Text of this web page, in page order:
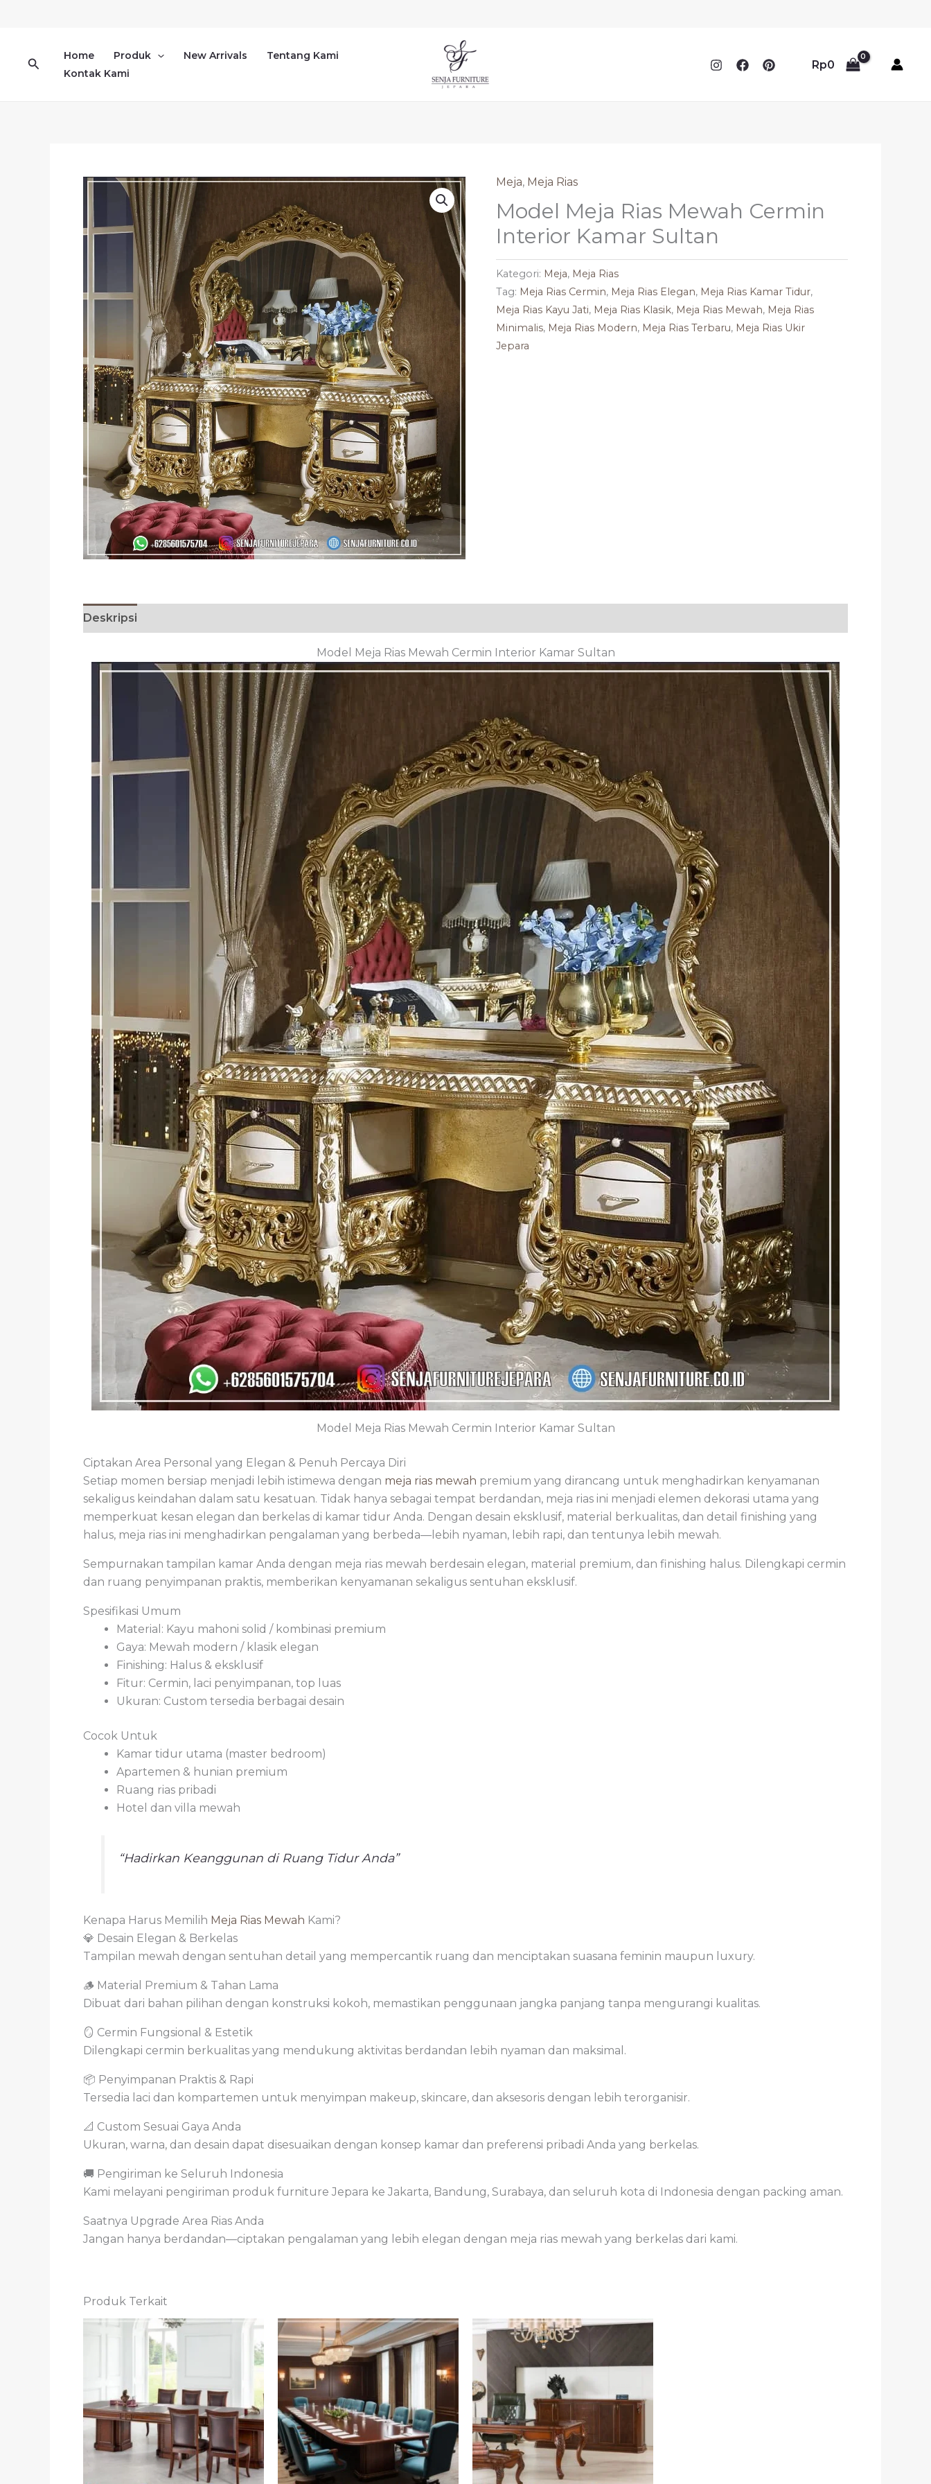
Cari Home Produk New Arrivals
Tentang Kami
Kontak Kami
Rp0
Meja, Meja Rias
Model Meja Rias Mewah Cermin
Interior Kamar Sultan
Kategori: Meja, Meja Rias
Tag: Meja Rias Cermin, Meja Rias Elegan, Meja Rias Kamar Tidur,
Meja Rias Kayu Jati, Meja Rias Klasik, Meja Rias Mewah, Meja Rias
Minimalis, Meja Rias Modern, Meja Rias Terbaru, Meja Rias Ukir
Jepara
Deskripsi
Model Meja Rias Mewah Cermin Interior Kamar Sultan
Model Meja Rias Mewah Cermin Interior Kamar Sultan
Ciptakan Area Personal yang Elegan & Penuh Percaya Diri
Setiap momen bersiap menjadi lebih istimewa dengan meja rias mewah premium yang dirancang untuk menghadirkan kenyamanan
sekaligus keindahan dalam satu kesatuan. Tidak hanya sebagai tempat berdandan, meja rias ini menjadi elemen dekorasi utama yang
memperkuat kesan elegan dan berkelas di kamar tidur Anda. Dengan desain eksklusif, material berkualitas, dan detail finishing yang
halus, meja rias ini menghadirkan pengalaman yang berbeda—lebih nyaman, lebih rapi, dan tentunya lebih mewah.
Sempurnakan tampilan kamar Anda dengan meja rias mewah berdesain elegan, material premium, dan finishing halus. Dilengkapi cermin
dan ruang penyimpanan praktis, memberikan kenyamanan sekaligus sentuhan eksklusif.
Spesifikasi Umum
Material: Kayu mahoni solid / kombinasi premium
Gaya: Mewah modern / klasik elegan
Finishing: Halus & eksklusif
Fitur: Cermin, laci penyimpanan, top luas
Ukuran: Custom tersedia berbagai desain
Cocok Untuk
Kamar tidur utama (master bedroom)
Apartemen & hunian premium
Ruang rias pribadi
Hotel dan villa mewah
“Hadirkan Keanggunan di Ruang Tidur Anda”
Kenapa Harus Memilih Meja Rias Mewah Kami?
💎 Desain Elegan & Berkelas
Tampilan mewah dengan sentuhan detail yang mempercantik ruang dan menciptakan suasana feminin maupun luxury.
🪵 Material Premium & Tahan Lama
Dibuat dari bahan pilihan dengan konstruksi kokoh, memastikan penggunaan jangka panjang tanpa mengurangi kualitas.
🪞 Cermin Fungsional & Estetik
Dilengkapi cermin berkualitas yang mendukung aktivitas berdandan lebih nyaman dan maksimal.
📦 Penyimpanan Praktis & Rapi
Tersedia laci dan kompartemen untuk menyimpan makeup, skincare, dan aksesoris dengan lebih terorganisir.
📐 Custom Sesuai Gaya Anda
Ukuran, warna, dan desain dapat disesuaikan dengan konsep kamar dan preferensi pribadi Anda yang berkelas.
🚚 Pengiriman ke Seluruh Indonesia
Kami melayani pengiriman produk furniture Jepara ke Jakarta, Bandung, Surabaya, dan seluruh kota di Indonesia dengan packing aman.
Saatnya Upgrade Area Rias Anda
Jangan hanya berdandan—ciptakan pengalaman yang lebih elegan dengan meja rias mewah yang berkelas dari kami.
Produk Terkait